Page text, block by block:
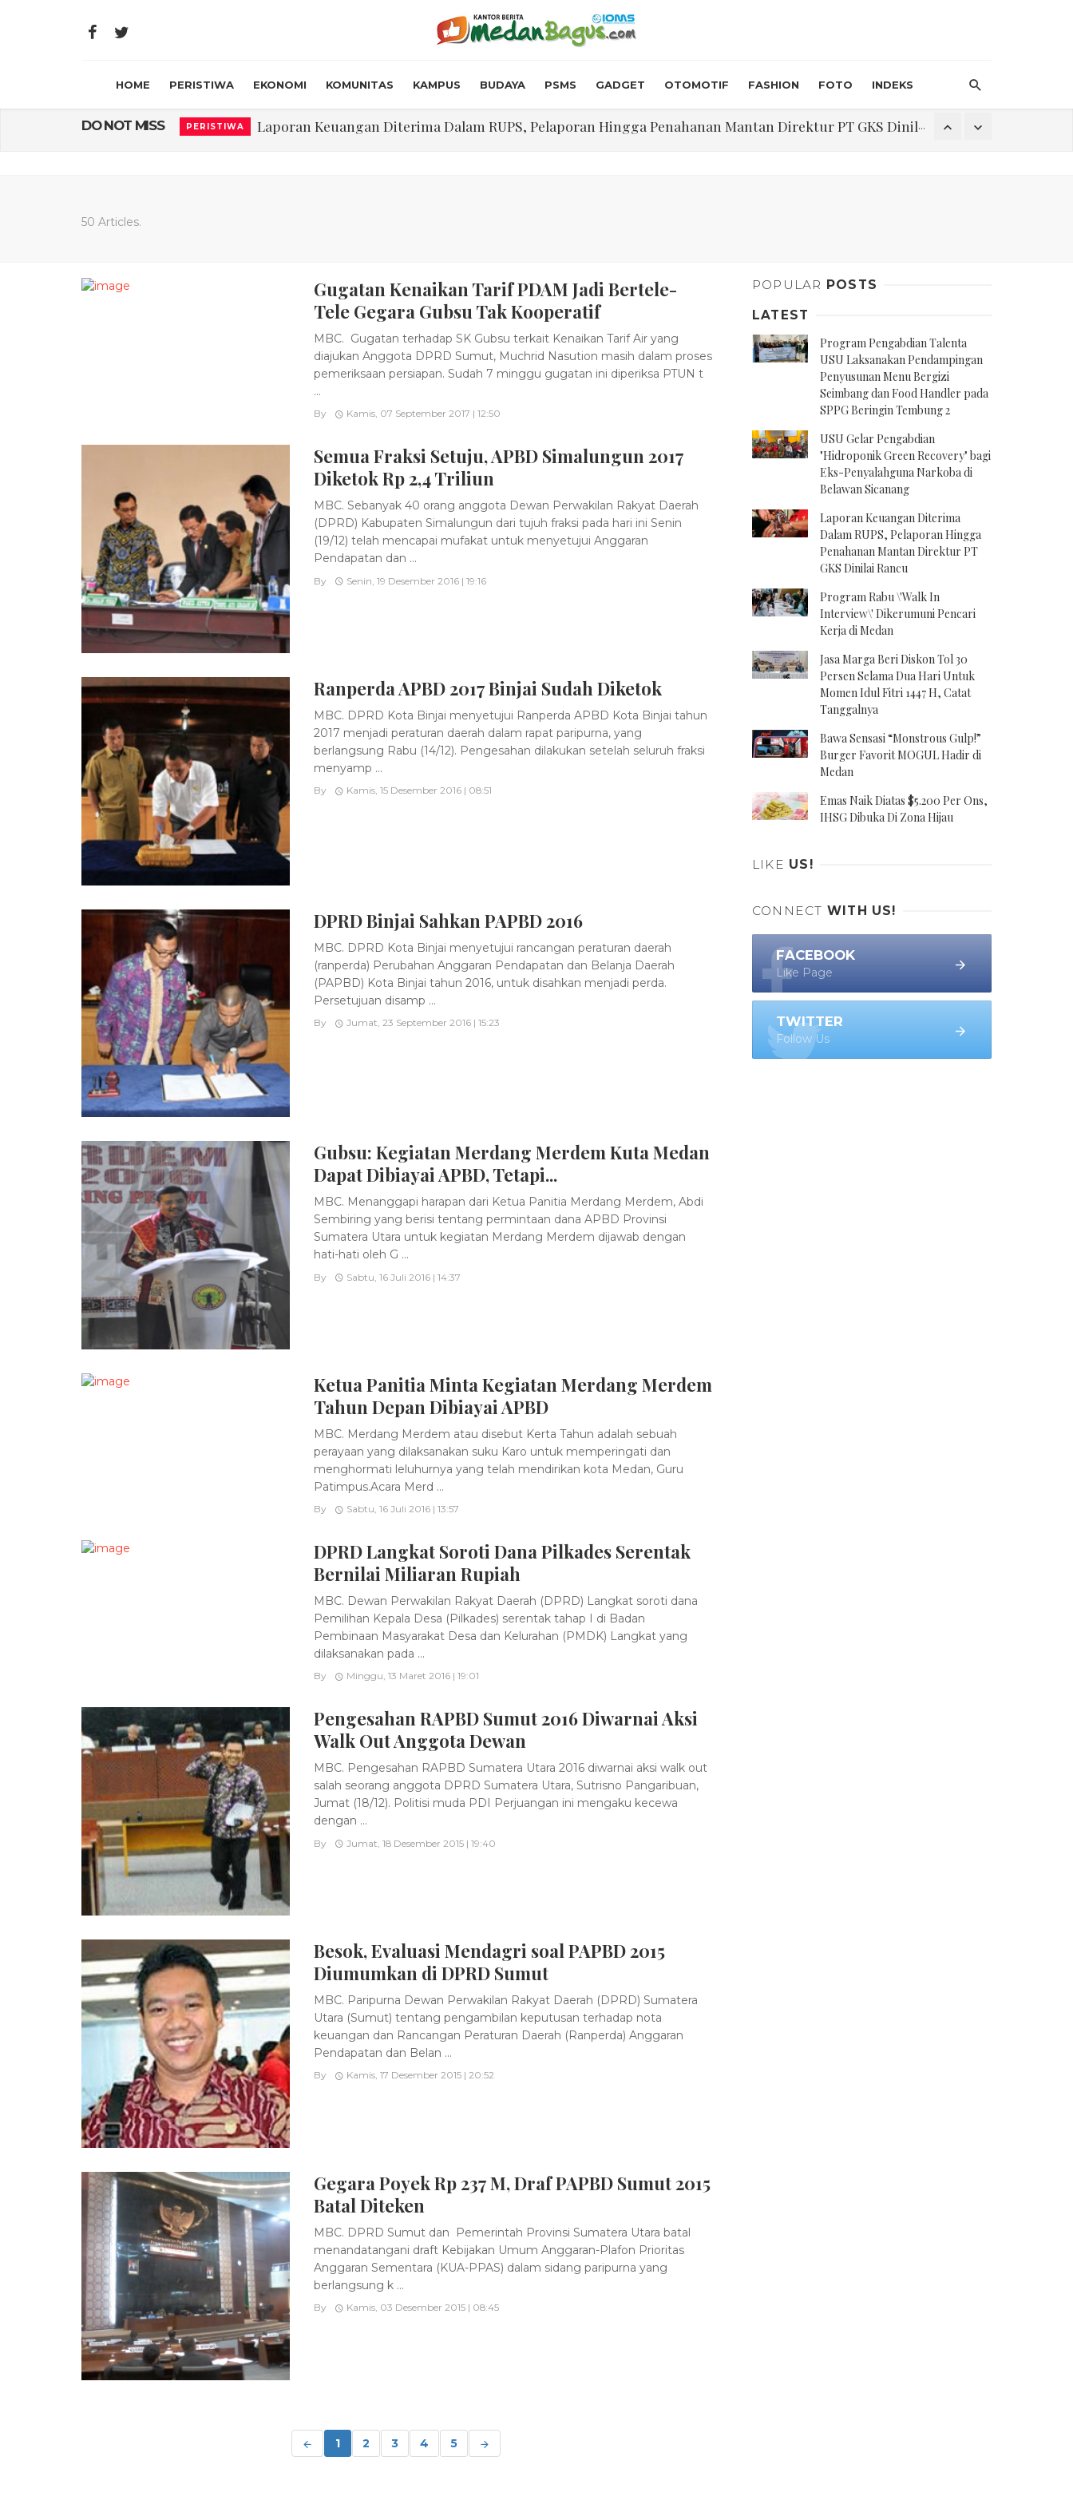
HOME PERISTIWA EKONOMI KOMUNITAS KAMPUS BUDAYA PSMS GADGET OTOMOTIF FASHION FOTO INDEKS
DO NOT MISS PERISTIWA Laporan Keuangan Diterima Dalam RUPS, Pelaporan Hingga Penahanan Mantan Direktur PT GKS Dinilai Rancu
USU Gelar Pengabdian "Hidroponik Green Recovery" bagi Eks-Penyalahguna Narkoba di Belawan Sicanang
50 Articles.
Gugatan Kenaikan Tarif PDAM Jadi Bertele-
Tele Gegara Gubsu Tak Kooperatif
MBC. Gugatan terhadap SK Gubsu terkait Kenaikan Tarif Air yang
diajukan Anggota DPRD Sumut, Muchrid Nasution masih dalam proses
pemeriksaan persiapan. Sudah 7 minggu gugatan ini diperiksa PTUN t
...
By Kamis, 07 September 2017 | 12:50
Semua Fraksi Setuju, APBD Simalungun 2017
Diketok Rp 2,4 Triliun
MBC. Sebanyak 40 orang anggota Dewan Perwakilan Rakyat Daerah
(DPRD) Kabupaten Simalungun dari tujuh fraksi pada hari ini Senin
(19/12) telah mencapai mufakat untuk menyetujui Anggaran
Pendapatan dan ...
By Senin, 19 Desember 2016 | 19:16
Ranperda APBD 2017 Binjai Sudah Diketok
MBC. DPRD Kota Binjai menyetujui Ranperda APBD Kota Binjai tahun
2017 menjadi peraturan daerah dalam rapat paripurna, yang
berlangsung Rabu (14/12). Pengesahan dilakukan setelah seluruh fraksi
menyamp ...
By Kamis, 15 Desember 2016 | 08:51
DPRD Binjai Sahkan PAPBD 2016
MBC. DPRD Kota Binjai menyetujui rancangan peraturan daerah
(ranperda) Perubahan Anggaran Pendapatan dan Belanja Daerah
(PAPBD) Kota Binjai tahun 2016, untuk disahkan menjadi perda.
Persetujuan disamp ...
By Jumat, 23 September 2016 | 15:23
Gubsu: Kegiatan Merdang Merdem Kuta Medan
Dapat Dibiayai APBD, Tetapi...
MBC. Menanggapi harapan dari Ketua Panitia Merdang Merdem, Abdi
Sembiring yang berisi tentang permintaan dana APBD Provinsi
Sumatera Utara untuk kegiatan Merdang Merdem dijawab dengan
hati-hati oleh G ...
By Sabtu, 16 Juli 2016 | 14:37
Ketua Panitia Minta Kegiatan Merdang Merdem
Tahun Depan Dibiayai APBD
MBC. Merdang Merdem atau disebut Kerta Tahun adalah sebuah
perayaan yang dilaksanakan suku Karo untuk memperingati dan
menghormati leluhurnya yang telah mendirikan kota Medan, Guru
Patimpus.Acara Merd ...
By Sabtu, 16 Juli 2016 | 13:57
DPRD Langkat Soroti Dana Pilkades Serentak
Bernilai Miliaran Rupiah
MBC. Dewan Perwakilan Rakyat Daerah (DPRD) Langkat soroti dana
Pemilihan Kepala Desa (Pilkades) serentak tahap I di Badan
Pembinaan Masyarakat Desa dan Kelurahan (PMDK) Langkat yang
dilaksanakan pada ...
By Minggu, 13 Maret 2016 | 19:01
Pengesahan RAPBD Sumut 2016 Diwarnai Aksi
Walk Out Anggota Dewan
MBC. Pengesahan RAPBD Sumatera Utara 2016 diwarnai aksi walk out
salah seorang anggota DPRD Sumatera Utara, Sutrisno Pangaribuan,
Jumat (18/12). Politisi muda PDI Perjuangan ini mengaku kecewa
dengan ...
By Jumat, 18 Desember 2015 | 19:40
Besok, Evaluasi Mendagri soal PAPBD 2015
Diumumkan di DPRD Sumut
MBC. Paripurna Dewan Perwakilan Rakyat Daerah (DPRD) Sumatera
Utara (Sumut) tentang pengambilan keputusan terhadap nota
keuangan dan Rancangan Peraturan Daerah (Ranperda) Anggaran
Pendapatan dan Belan ...
By Kamis, 17 Desember 2015 | 20:52
Gegara Poyek Rp 237 M, Draf PAPBD Sumut 2015
Batal Diteken
MBC. DPRD Sumut dan Pemerintah Provinsi Sumatera Utara batal
menandatangani draft Kebijakan Umum Anggaran-Plafon Prioritas
Anggaran Sementara (KUA-PPAS) dalam sidang paripurna yang
berlangsung k ...
By Kamis, 03 Desember 2015 | 08:45
1 2 3 4 5
POPULAR POSTS
LATEST
Program Pengabdian Talenta
USU Laksanakan Pendampingan
Penyusunan Menu Bergizi
Seimbang dan Food Handler pada
SPPG Beringin Tembung 2
USU Gelar Pengabdian
"Hidroponik Green Recovery" bagi
Eks-Penyalahguna Narkoba di
Belawan Sicanang
Laporan Keuangan Diterima
Dalam RUPS, Pelaporan Hingga
Penahanan Mantan Direktur PT
GKS Dinilai Rancu
Program Rabu \'Walk In
Interview\' Dikerumuni Pencari
Kerja di Medan
Jasa Marga Beri Diskon Tol 30
Persen Selama Dua Hari Untuk
Momen Idul Fitri 1447 H, Catat
Tanggalnya
Bawa Sensasi “Monstrous Gulp!”
Burger Favorit MOGUL Hadir di
Medan
Emas Naik Diatas $5.200 Per Ons,
IHSG Dibuka Di Zona Hijau
LIKE US!
CONNECT WITH US!
FACEBOOK
Like Page
TWITTER
Follow Us